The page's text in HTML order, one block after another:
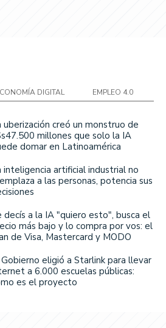
DIGITAL EMPLEO 4.0
uberización creó un monstruo de
millones que solo la IA
domar en Latinoamérica
inteligencia artificial industrial no
a las personas, potencia sus
decís a la IA "quiero esto", busca el
más bajo y lo compra por vos: el
de Visa, Mastercard y MODO
Gobierno eligió a Starlink para llevar
a 6.000 escuelas públicas:
es el proyecto